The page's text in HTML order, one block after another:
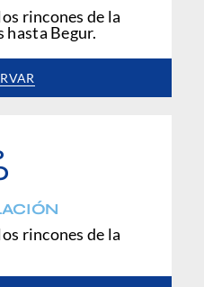
rincones de la
hasta Begur.
rincones de la